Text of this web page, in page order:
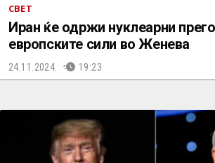
СВЕТ
Иран ќе одржи нуклеарни
европските сили во Женева
24.11.2024. 19:23